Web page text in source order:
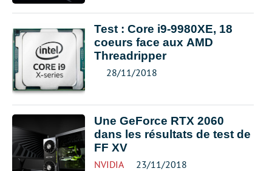
Test : Core i9-9980XE, 18
coeurs face aux AMD
Threadripper
28/11/2018
Une GeForce RTX 2060
dans les résultats de test de
FF XV
NVIDIA 23/11/2018